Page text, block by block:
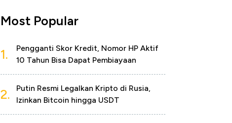
Most Popular
1.
Pengganti Skor Kredit, Nomor HP Aktif
10 Tahun Bisa Dapat Pembiayaan
2.
Putin Resmi Legalkan Kripto di Rusia,
Izinkan Bitcoin hingga USDT